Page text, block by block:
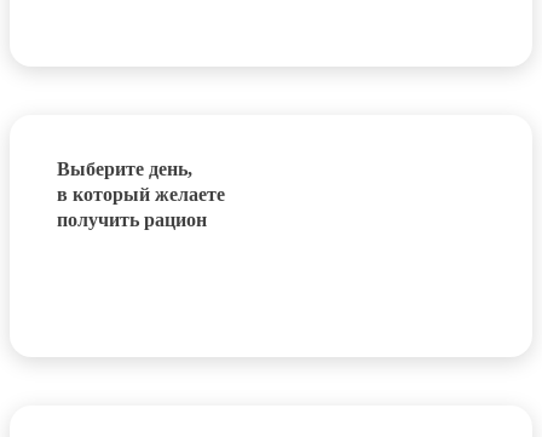
Выберите день,
в который желаете
получить рацион